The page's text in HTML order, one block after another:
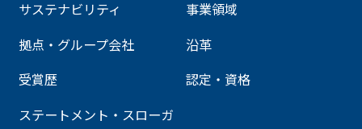
サステナビリティ
事業領域
拠点・グループ会社
沿革
受賞歴
認定・資格
ステートメント・スローガ